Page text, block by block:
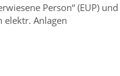
Person“ (EUP) und
elektr. Anlagen